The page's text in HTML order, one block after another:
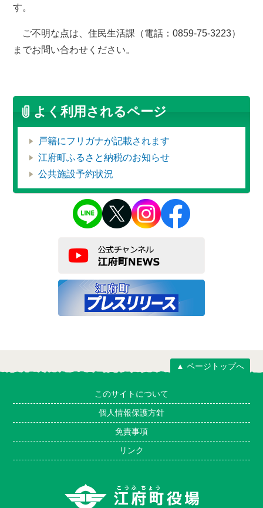
す。
ご不明な点は、住民生活課（電話：0859-75-3223）
までお問い合わせください。
よく利用されるページ
戸籍にフリガナが記載されます
江府町ふるさと納税のお知らせ
公共施設予約状況
▲ ページトップへ
このサイトについて
個人情報保護方針
免責事項
リンク